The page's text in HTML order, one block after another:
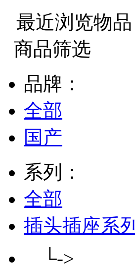
最近浏览物品
商品筛选
品牌：
全部
国产
系列：
全部
插头插座系列
└->